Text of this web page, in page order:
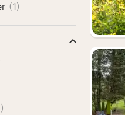
(1)